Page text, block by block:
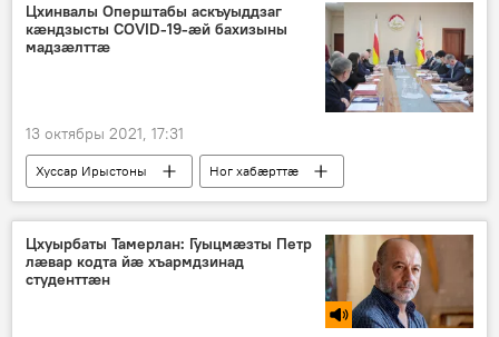
Цхинвалы Оперштабы аскъуыддзаг
кæндзысты COVID-19-æй бахизыны
мадзæлттæ
13 октябры 2021, 17:31
Хуссар Ирыстоны Ног хабӕрттӕ
Цхуырбаты Тамерлан: Гуыцмӕзты Петр
лӕвар кодта йӕ хъармдзинад
студенттӕн